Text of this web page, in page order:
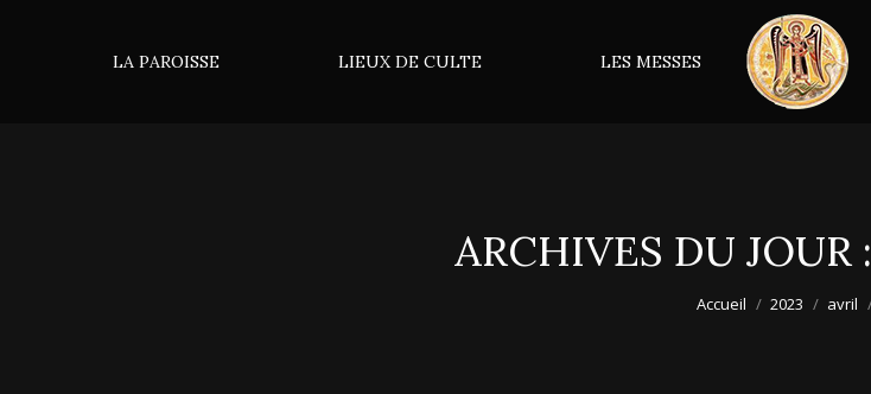
LA PAROISSE LIEUX DE CULTE LES MESSES
ARCHIVES DU JOUR :
Accueil 2023 avril